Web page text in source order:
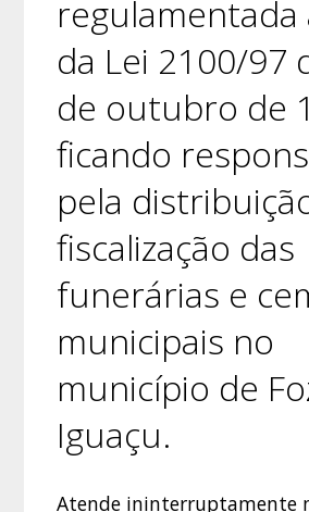
regulamentada
da Lei 2100/97
de outubro de
ficando
pela
fiscalização das
funerárias e
municipais no
município de
Iguaçu.
Atende ininterruptamente